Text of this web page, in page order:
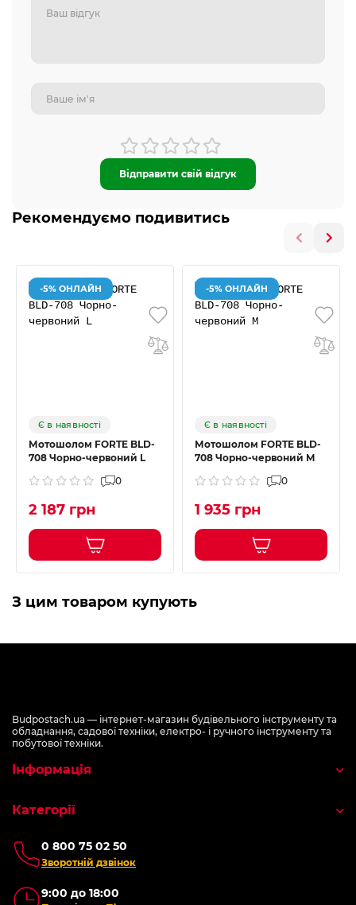
Відправити свій відгук
Рекомендуємо подивитись
-5% ОНЛАЙН
Є в наявності
Мотошолом FORTE BLD-
708 Чорно-червоний L
0
2 187 грн
-5% ОНЛАЙН
Є в наявності
Мотошолом FORTE BLD-
708 Чорно-червоний M
0
1 935 грн
З цим товаром купують
Budpostach.ua — інтернет-магазин будівельного інструменту та
обладнання, садової техніки, електро- і ручного інструменту та
побутової техніки.
0 800 75 02 50
Зворотній дзвінок
9:00 до 18:00
Інформація
Категорії